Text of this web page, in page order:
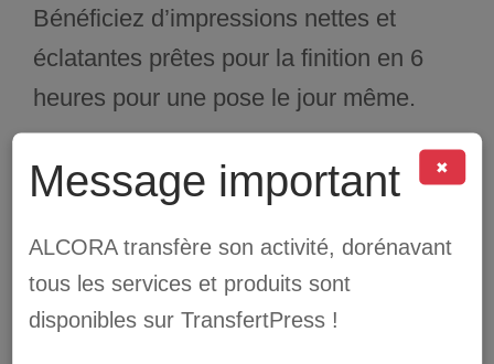
Bénéficiez d’impressions nettes et
éclatantes prêtes pour la finition en 6
heures pour une pose le jour même.
Avec les encres Orange et Verte
élargissez votre palette de couleurs.
Disponible en CMJN plus :
– Orange
– Cyan léger
✖
Message important
ALCORA transfère son activité, dorénavant
tous les services et produits sont
disponibles sur TransfertPress !